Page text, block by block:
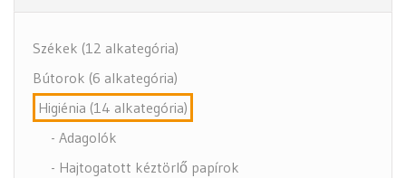
Székek (12 alkategória)
Bútorok (6 alkategória)
Higiénia (14 alkategória)
- Adagolók
- Hajtogatott kéztörlő papírok